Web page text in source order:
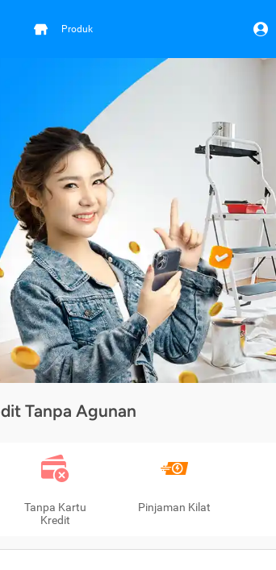
Produk
Tanpa Agunan
Tanpa Kartu
Kredit
Pinjaman Kilat